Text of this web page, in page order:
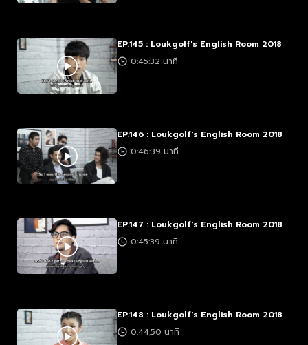
EP.145 : Loukgolf's English Room 2018
0:45:32 นาที
EP.146 : Loukgolf's English Room 2018
0:46:39 นาที
EP.147 : Loukgolf's English Room 2018
0:45:39 นาที
EP.148 : Loukgolf's English Room 2018
0:44:50 นาที